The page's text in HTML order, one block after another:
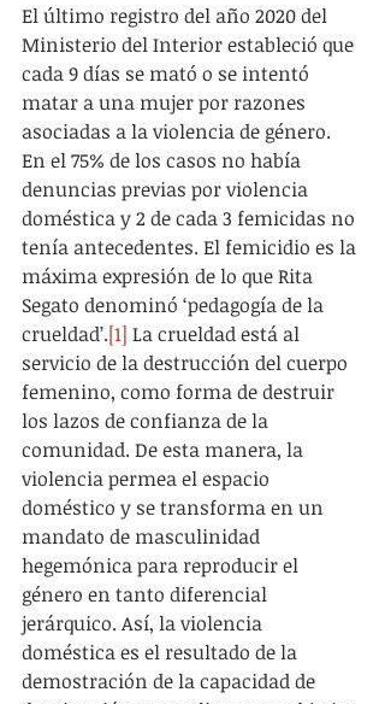
El último registro del año 2020 del
Ministerio del Interior estableció que
cada 9 días se mató o se intentó
matar a una mujer por razones
asociadas a la violencia de género.
En el 75% de los casos no había
denuncias previas por violencia
doméstica y 2 de cada 3 femicidas no
tenía antecedentes. El femicidio es la
máxima expresión de lo que Rita
Segato denominó ‘pedagogía de la
crueldad’.[1] La crueldad está al
servicio de la destrucción del cuerpo
femenino, como forma de destruir
los lazos de confianza de la
comunidad. De esta manera, la
violencia permea el espacio
doméstico y se transforma en un
mandato de masculinidad
hegemónica para reproducir el
género en tanto diferencial
jerárquico. Así, la violencia
doméstica es el resultado de la
demostración de la capacidad de